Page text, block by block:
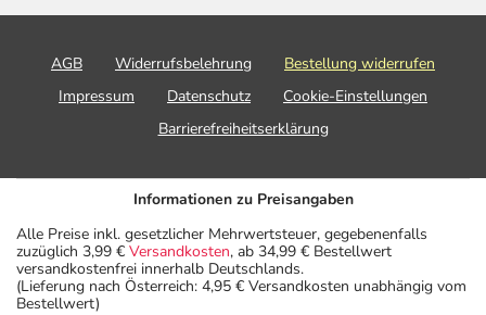
AGB Widerrufsbelehrung
Bestellung widerrufen
Impressum
Datenschutz
Cookie-Einstellungen
Barrierefreiheitserklärung
Informationen zu Preisangaben
Alle Preise inkl. gesetzlicher Mehrwertsteuer, gegebenenfalls
zuzüglich 3,99 € Versandkosten, ab 34,99 € Bestellwert
versandkostenfrei innerhalb Deutschlands.
(Lieferung nach Österreich: 4,95 € Versandkosten unabhängig vom
Bestellwert)